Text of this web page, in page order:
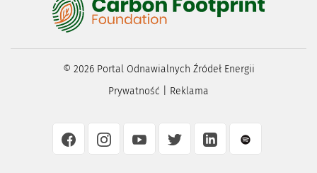
© 2026Portal Odnawialnych Źródeł Energii
Prywatność
Reklama